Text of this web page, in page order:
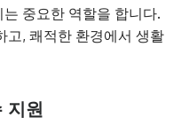
중요한 역할을 합니다.
고, 쾌적한 환경에서 생활
지원